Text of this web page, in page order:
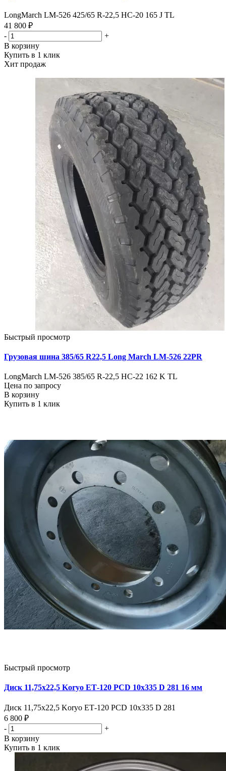
LongMarch LM-526 425/65 R-22,5 НС-20 165 J TL
41 800 ₽
-
+
В корзину
Купить в 1 клик
Хит продаж
Быстрый просмотр
Грузовая шина 385/65 R22,5 Long March LM-526 22PR
LongMarch LM-526 385/65 R-22,5 HC-22 162 K TL
Цена по запросу
В корзину
Купить в 1 клик
Быстрый просмотр
Диск 11,75х22,5 Koryo ЕТ-120 PCD 10х335 D 281 16 мм
Диск 11,75х22,5 Koryo ЕТ-120 PCD 10х335 D 281
6 800 ₽
-
+
В корзину
Купить в 1 клик